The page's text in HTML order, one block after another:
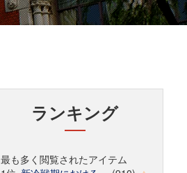
ランキング
最も多く閲覧されたアイテム